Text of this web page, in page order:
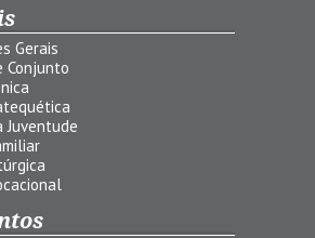
Gerais
Conjunto
Juventude